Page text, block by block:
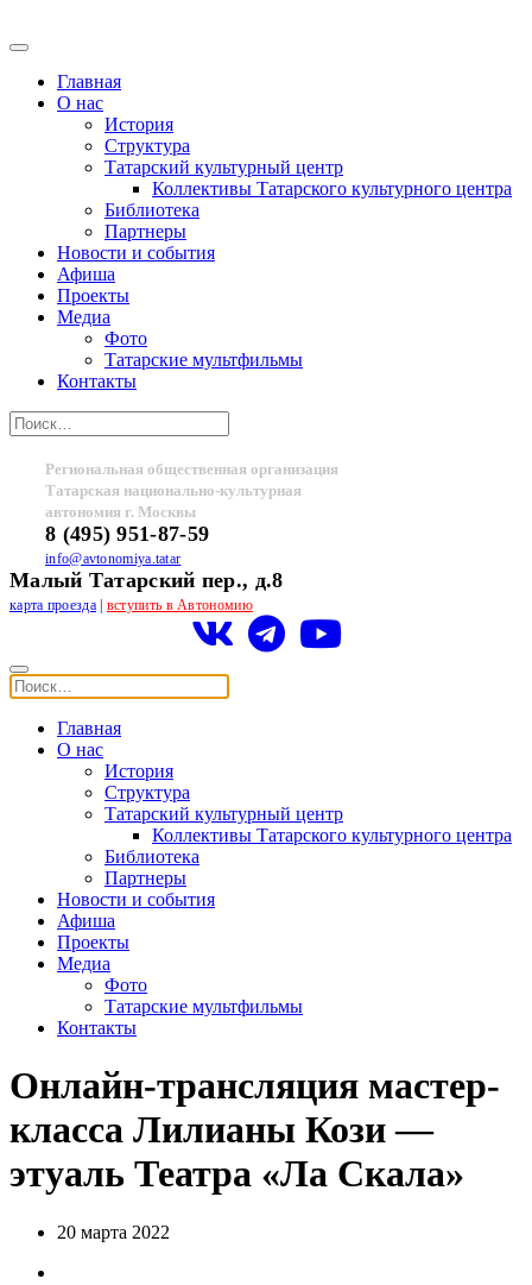
Главная
О нас
История
Структура
Татарский культурный центр
Коллективы Татарского культурного центра
Библиотека
Партнеры
Новости и события
Афиша
Проекты
Медиа
Фото
Татарские мультфильмы
Контакты
Региональная общественная организация
Татарская национально-культурная
автономия г. Москвы
8 (495) 951-87-59
info@avtonomiya.tatar
Малый Татарский пер., д.8
карта проезда| вступить в Автономию
Главная
О нас
История
Структура
Татарский культурный центр
Коллективы Татарского культурного центра
Библиотека
Партнеры
Новости и события
Афиша
Проекты
Медиа
Фото
Татарские мультфильмы
Контакты
Онлайн-трансляция мастер-
класса Лилианы Кози —
этуаль Театра «Ла Скала»
20 марта 2022